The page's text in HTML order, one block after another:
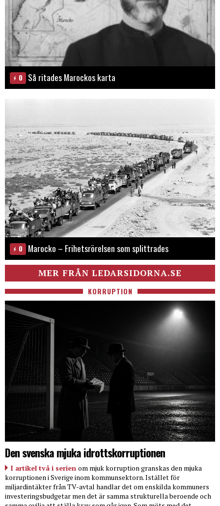
0 Så ritades Marockos karta
0 Marocko – Frihetsrörelsen som splittrades
MER FRÅN LEDARSIDORNA.SE
KORRUPTION
Den svenska mjuka idrottskorruptionen
I artikel två i serien om mjuk korruption granskas den mjuka
korruptionen i Sverige inom kommunsektorn. Istället för
miljardintäkter från TV-avtal handlar det om enskilda kommuners
investeringsbudgetar men det är samma strukturella beroende och